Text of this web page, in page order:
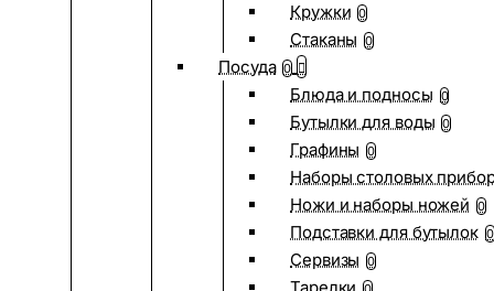
Кружки 0
Стаканы 0
Посуда 0
Блюда и подносы 0
Бутылки для воды 0
Графины 0
Наборы столовых
Ножи и наборы ножей 0
Подставки для бутылок 0
Сервизы 0